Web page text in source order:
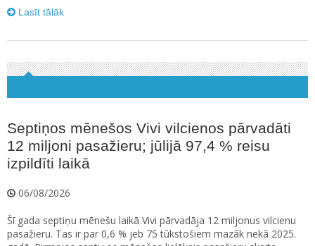
Lasīt tālāk
Septiņos mēnešos Vivi vilcienos pārvadāti
12 miljoni pasažieru; jūlijā 97,4 % reisu
izpildīti laikā
06/08/2026
Šī gada septiņu mēnešu laikā Vivi pārvadāja 12 miljonus vilcienu
pasažieru. Tas ir par 0,6 % jeb 75 tūkstošiem mazāk nekā 2025.